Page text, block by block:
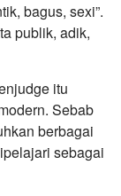
bagus, sexi”.
publik, adik,
itu
Sebab
berbagai
sebagai